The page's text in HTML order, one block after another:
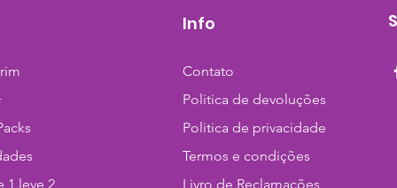
1 leve 2
Info
Contato
Politica de devoluções
Politica de privacidade
Termos e condições
Livro de Reclamações